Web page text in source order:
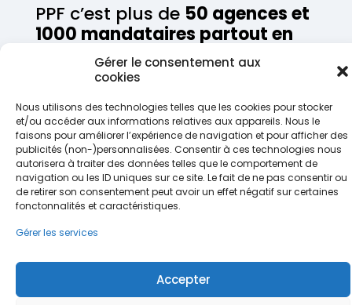
Gérer le consentement aux
cookies
Nous utilisons des technologies telles que les cookies pour stocker
et/ou accéder aux informations relatives aux appareils. Nous le
faisons pour améliorer l’expérience de navigation et pour afficher des
publicités (non-)personnalisées. Consentir à ces technologies nous
autorisera à traiter des données telles que le comportement de
navigation ou les ID uniques sur ce site. Le fait de ne pas consentir ou
de retirer son consentement peut avoir un effet négatif sur certaines
fonctonnalités et caractéristiques.
Gérer les services
Accepter
PPF c’est plus de 50 agences et
1000 mandataires partout en
Francequi se déplacent chez
vous, pour mieux vous servir !
Trouver mon agence